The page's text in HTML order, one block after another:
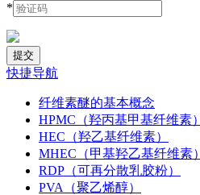
*
快捷导航
纤维素醚的基本概念
HPMC（羟丙基甲基纤维素）
HEC（羟乙基纤维素）
MHEC（甲基羟乙基纤维素）
RDP（可再分散乳胶粉）
PVA（聚乙烯醇）